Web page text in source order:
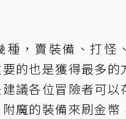
種，賣裝備、打怪
的也是獲得最多的
議各位冒險者可以
附魔的裝備來刷金